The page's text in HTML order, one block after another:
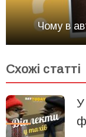
Чому в
Схожі статті
У